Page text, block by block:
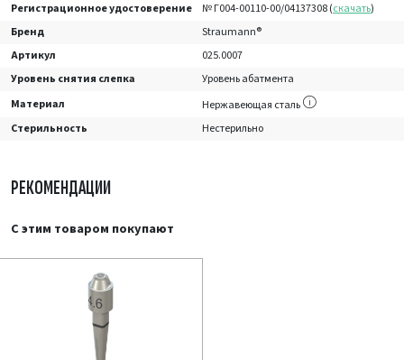
Регистрационное удостоверение
№ Г004-00110-00/04137308 (скачать)
Бренд
Straumann®
Артикул
025.0007
Уровень снятия слепка
Уровень абатмента
Материал
Нержавеющая сталь
Стерильность
Нестерильно
РЕКОМЕНДАЦИИ
С этим товаром покупают